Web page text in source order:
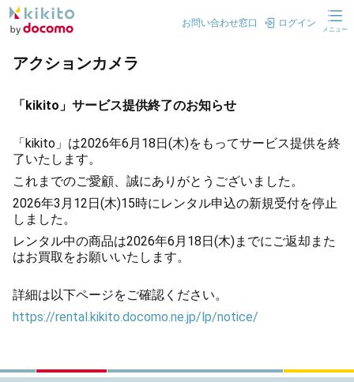
お問い合わせ窓口 ログイン
メニュー
アクションカメラ
「kikito」サービス提供終了のお知らせ
「kikito」は2026年6月18日(木)をもってサービス提供を終
了いたします。
これまでのご愛顧、誠にありがとうございました。
2026年3月12日(木)15時にレンタル申込の新規受付を停止
しました。
レンタル中の商品は2026年6月18日(木)までにご返却また
はお買取をお願いいたします。
詳細は以下ページをご確認ください。
https://rental.kikito.docomo.ne.jp/lp/notice/